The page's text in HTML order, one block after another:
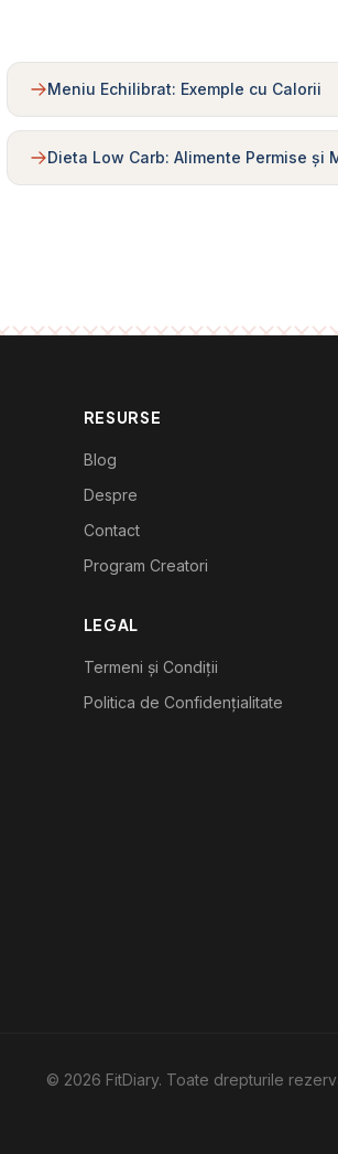
Meniu Echilibrat: Exemple cu Calorii
Dieta Low Carb: Alimente Permise și
RESURSE
Blog
Despre
Contact
Program Creatori
LEGAL
Termeni și Condiții
Politica de Confidențialitate
© 2026 FitDiary. Toate drepturile